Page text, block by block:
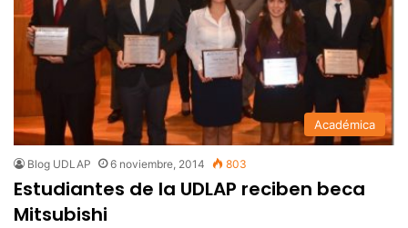
Académica
Blog UDLAP 6 noviembre, 2014 803
Estudiantes de la UDLAP reciben beca
Mitsubishi